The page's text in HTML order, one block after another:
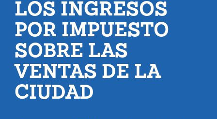
LOS INGRESOS
POR IMPUESTO
SOBRE LAS
VENTAS DE LA
CIUDAD